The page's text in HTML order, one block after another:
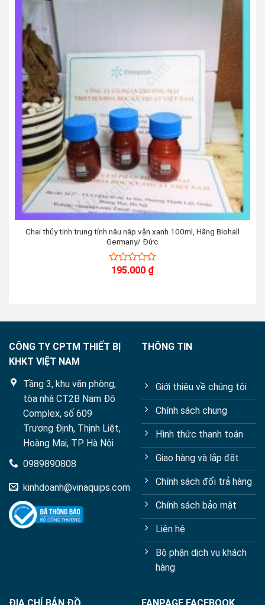
Chai thủy tinh trung tính nâu nắp vặn xanh 100ml, Hãng Biohall
Germany/ Đức
0195.000 ₫
CÔNG TY CPTM THIẾT BỊ
KHKT VIỆT NAM
Tầng 3, khu văn phòng,
tòa nhà CT2B Nam Đô
Complex, số 609
Trương Định, Thịnh Liệt,
Hoàng Mai, TP. Hà Nội
0989890808
kinhdoanh@vinaquips.com
THÔNG TIN
Giới thiệu về chúng tôi
Chính sách chung
Hình thức thanh toán
Giao hàng và lắp đặt
Chính sách đổi trả hàng
Chính sách bảo mật
Liên hệ
Bộ phận dịch vụ khách
hàng